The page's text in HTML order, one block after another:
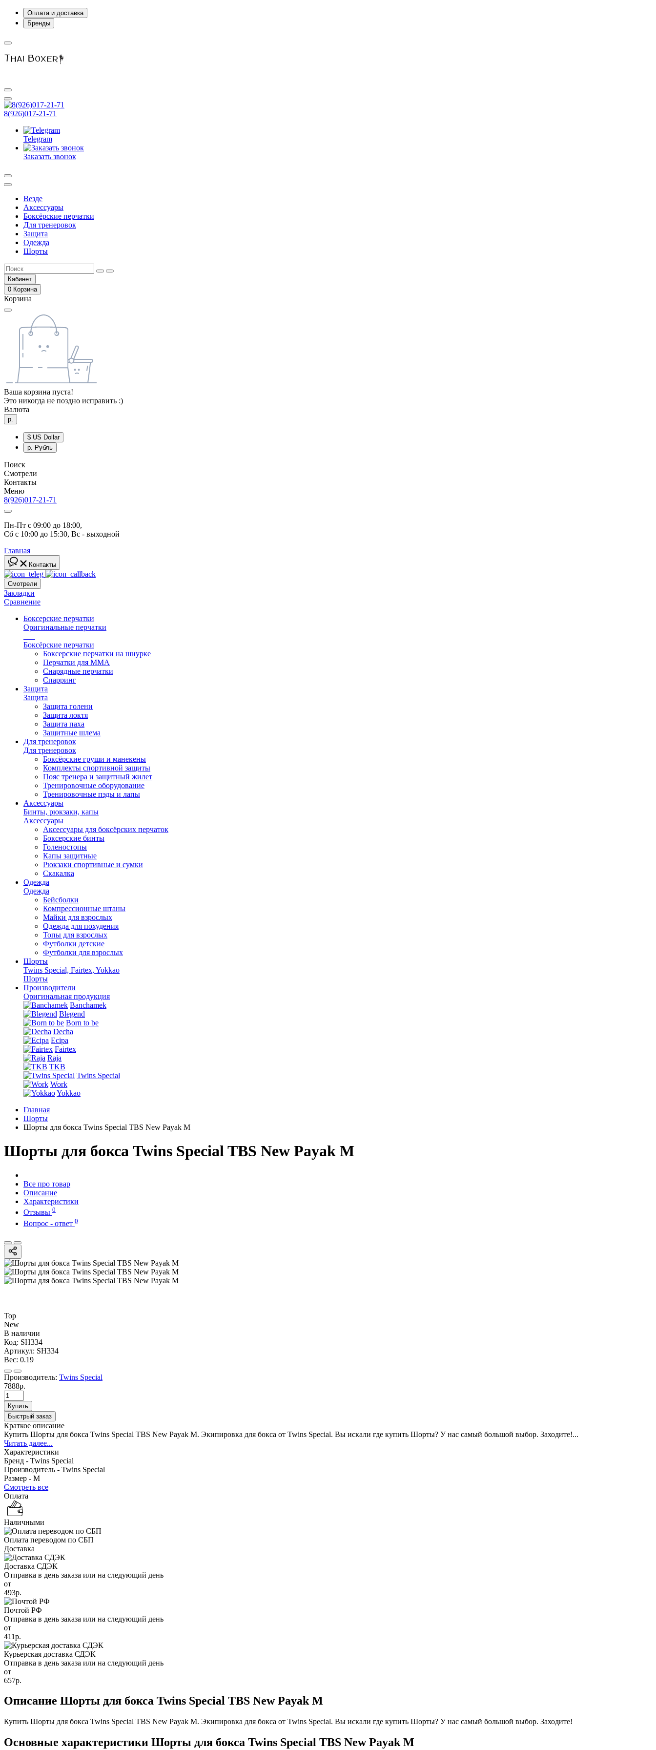
Оплата и доставка
Бренды
8(926)017-21-71
Telegram
Заказать звонок
Везде
Аксессуары
Боксёрские перчатки
Для тренеровок
Защита
Одежда
Шорты
Кабинет
0 Корзина
Корзина
Ваша корзина пуста!
Это никогда не поздно исправить :)
Валюта
р.
$ US Dollar
р. Рубль
Поиск
Смотрели
Контакты
Меню
8(926)017-21-71
Пн-Пт с 09:00 до 18:00,
Сб с 10:00 до 15:30, Вс - выходной
Главная
Контакты
Смотрели
Закладки
Сравнение
Боксерские перчатки
Оригинальные перчатки
Боксёрские перчатки
Боксерские перчатки на шнурке
Перчатки для ММА
Снарядные перчатки
Спарринг
Защита
Защита
Защита голени
Защита локтя
Защита паха
Защитные шлема
Для тренеровок
Для тренеровок
Боксёрские груши и манекены
Комплекты спортивной защиты
Пояс тренера и защитный жилет
Тренировочные оборудование
Тренировочные пэды и лапы
Аксессуары
Бинты, рюкзаки, капы
Аксессуары
Аксессуары для боксёрских перчаток
Боксерские бинты
Голеностопы
Капы защитные
Рюкзаки спортивные и сумки
Скакалка
Одежда
Одежда
Бейсболки
Компрессионные штаны
Майки для взрослых
Одежда для похудения
Топы для взрослых
Футболки детские
Футболки для взрослых
Шорты
Twins Special, Fairtex, Yokkao
Шорты
Производители
Оригинальная продукция
Banchamek
Blegend
Born to be
Decha
Ecipa
Fairtex
Raja
TKB
Twins Special
Work
Yokkao
Главная
Шорты
Шорты для бокса Twins Special TBS New Payak M
Шорты для бокса Twins Special TBS New Payak M
Все про товар
Описание
Характеристики
Отзывы 0
Вопрос - ответ 0
Top
New
В наличии
Код: SH334
Артикул: SH334
Вес: 0.19
Производитель: Twins Special
7888р.
Купить
Быстрый заказ
Краткое описание
Купить Шорты для бокса Twins Special TBS New Payak M. Экипировка для бокса от Twins Special. Вы искали где купить Шорты? У нас самый большой выбор. Заходите!...
Читать далее...
Характеристики
Бренд - Twins Special
Производитель - Twins Special
Размер - M
Смотреть все
Оплата
Наличными
Оплата переводом по СБП
Доставка
Доставка СДЭК
Отправка в день заказа или на следующий день
от
493р.
Почтой РФ
Отправка в день заказа или на следующий день
от
411р.
Курьерская доставка СДЭК
Отправка в день заказа или на следующий день
от
657р.
Описание Шорты для бокса Twins Special TBS New Payak M
Купить Шорты для бокса Twins Special TBS New Payak M. Экипировка для бокса от Twins Special. Вы искали где купить Шорты? У нас самый большой выбор. Заходите!
Основные характеристики Шорты для бокса Twins Special TBS New Payak M